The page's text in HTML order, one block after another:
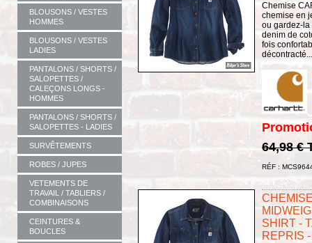
BLOUSONS / VESTES
HOMMES
BLOUSONS / VESTES
LADIES
PANTALONS / SHORTS /
SALOPETTES /
CALEÇONS LONGS -
HOMMES
PANTALONS / SHORTS /
SALOPETTES - LADIES
SURVÊTEMENTS
ROBES / JUPES
VETEMENTS DE
TRAVAIL / TABLIERS /
COMBINAISONS
CEINTURES &
BOUCLES
Chemise
chemise en
ou gardez-la
denim de
fois
décontracté...
64,98 €
RÉF :
SHIRT -
REPRIS